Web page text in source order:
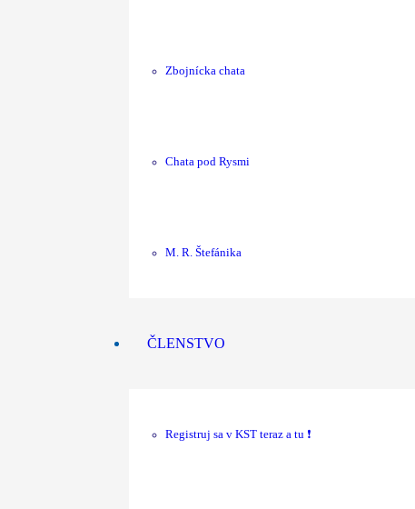
Zbojnícka chata
Chata pod Rysmi
M. R. Štefánika
ČLENSTVO
Registruj sa v KST teraz a tu ❗